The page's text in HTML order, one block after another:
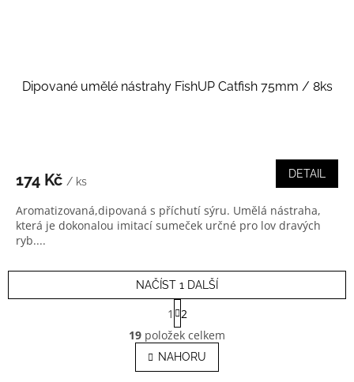
Dipované umělé nástrahy FishUP Catfish 75mm / 8ks
174 Kč / ks
DETAIL
Aromatizovaná,dipovaná s příchutí sýru. Umělá nástraha,
která je dokonalou imitací sumeček určné pro lov dravých
ryb....
O
v
l
á
NAČÍST 1 DALŠÍ
t
r
á
n
k
1
2
19 položek celkem
NAHORU